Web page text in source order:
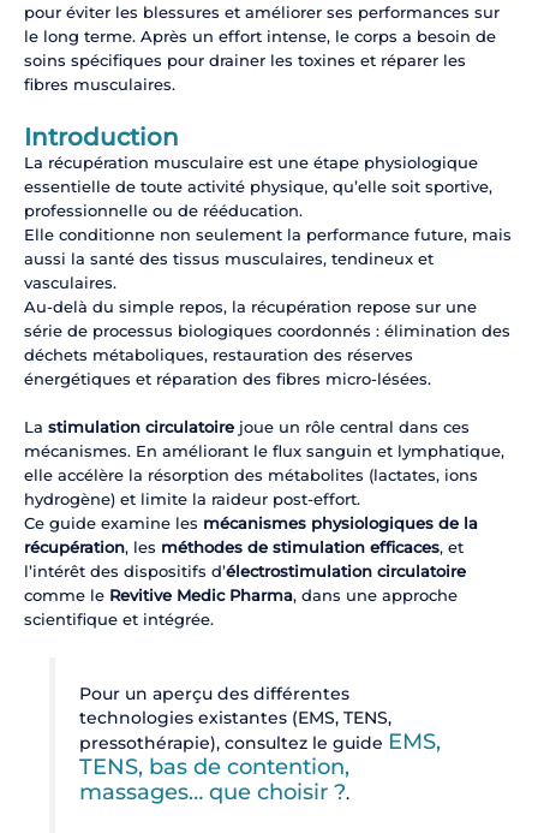
pour éviter les blessures et améliorer ses performances sur
le long terme. Après un effort intense, le corps a besoin de
soins spécifiques pour drainer les toxines et réparer les
fibres musculaires.
Introduction
La récupération musculaire est une étape physiologique
essentielle de toute activité physique, qu’elle soit sportive,
professionnelle ou de rééducation.
Elle conditionne non seulement la performance future, mais
aussi la santé des tissus musculaires, tendineux et
vasculaires.
Au-delà du simple repos, la récupération repose sur une
série de processus biologiques coordonnés : élimination des
déchets métaboliques, restauration des réserves
énergétiques et réparation des fibres micro-lésées.
La stimulation circulatoirejoue un rôle central dans ces
mécanismes. En améliorant le flux sanguin et lymphatique,
elle accélère la résorption des métabolites (lactates, ions
hydrogène) et limite la raideur post-effort.
Ce guide examine les mécanismes physiologiques de la
récupération, les méthodes de stimulation efficaces, et
l’intérêt des dispositifs d’électrostimulation circulatoire
comme le Revitive Medic Pharma, dans une approche
scientifique et intégrée.
Pour un aperçu des différentes
technologies existantes (EMS, TENS,
pressothérapie), consultez le guide EMS,
TENS, bas de contention,
massages… que choisir?.